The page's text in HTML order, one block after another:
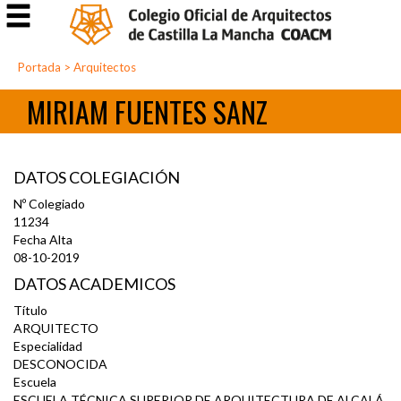
Portada > Arquitectos
MIRIAM FUENTES SANZ
DATOS COLEGIACIÓN
Nº Colegiado
11234
Fecha Alta
08-10-2019
DATOS ACADEMICOS
Título
ARQUITECTO
Especialidad
DESCONOCIDA
Escuela